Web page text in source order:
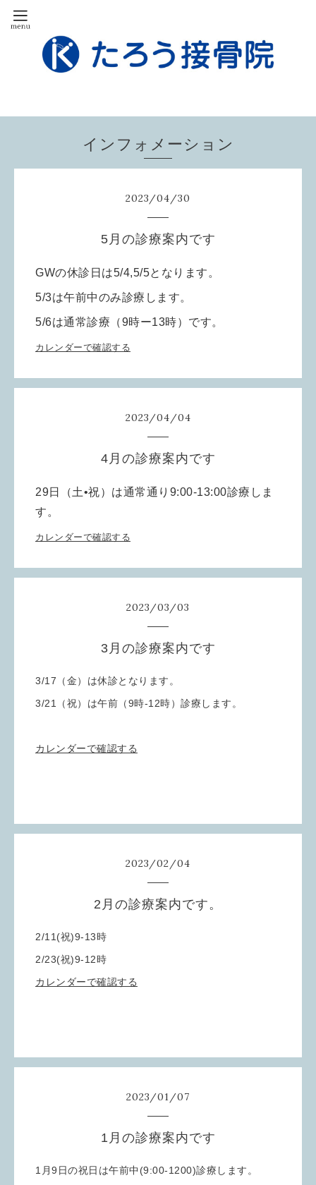
インフォメーション
2023/04/30
5月の診療案内です
GWの休診日は5/4,5/5となります。
5/3は午前中のみ診療します。
5/6は通常診療（9時ー13時）です。
カレンダーで確認する
2023/04/04
4月の診療案内です
29日（土•祝）は通常通り9:00-13:00診療しま
す。
カレンダーで確認する
2023/03/03
3月の診療案内です
3/17（金）は休診となります。
3/21（祝）は午前（9時-12時）診療します。
カレンダーで確認する
2023/02/04
2月の診療案内です。
2/11(祝)9-13時
2/23(祝)9-12時
カレンダーで確認する
2023/01/07
1月の診療案内です
1月9日の祝日は午前中(9:00-1200)診療します。